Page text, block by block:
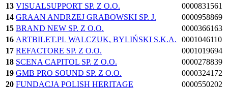
13 VISUALSUPPORT SP. Z O.O.
0000831561
14 GRAAN ANDRZEJ GRABOWSKI SP. J.
0000958869
15 BRAND NEW SP. Z O.O.
0000366163
16 ARTBILET.PL WALCZUK, BYLIŃSKI S.K.A.
0001046110
17 REFACTORE SP. Z O.O.
0001019694
18 SCENA CAPITOL SP. Z O.O.
0000278839
19 GMB PRO SOUND SP. Z O.O.
0000324172
20 FUNDACJA POLISH HERITAGE 0000550202